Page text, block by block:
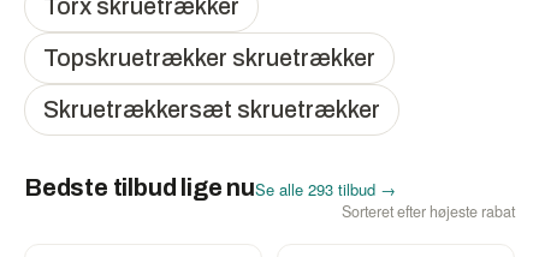
Torx skruetrækker
Topskruetrækker skruetrækker
Skruetrækkersæt skruetrækker
Bedste tilbud lige nuSe alle 293 tilbud →
Sorteret efter højeste rabat